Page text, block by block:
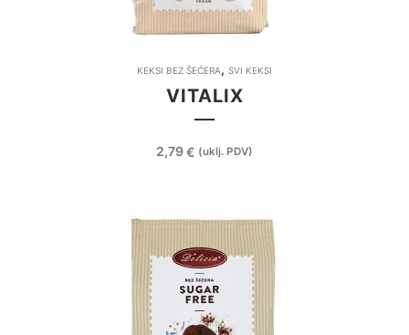
KEKSI BEZ ŠEĆERA, SVI KEKSI
VITALIX
2,79€ (uklj. PDV)